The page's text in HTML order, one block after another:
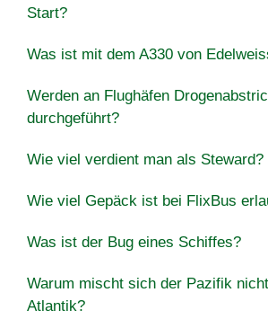
Start?
Was ist mit dem A330 von
Werden an Flughäfen
durchgeführt?
Wie viel verdient man als Steward?
Wie viel Gepäck ist bei FlixBus
Was ist der Bug eines Schiffes?
Warum mischt sich der Pazifik
Atlantik?